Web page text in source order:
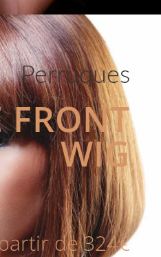
Perruques
FRONT
WIG
de 324€